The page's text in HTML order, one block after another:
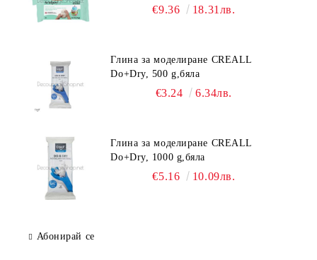
€9.36 18.31лв.
Глина за моделиране CREALL
Do+Dry, 500 g,бяла
€3.24 6.34лв.
Глина за моделиране CREALL
Do+Dry, 1000 g,бяла
€5.16 10.09лв.
Абонирай се